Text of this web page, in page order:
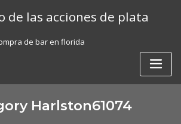
de las acciones de plata
de bar en florida
Harlston61074